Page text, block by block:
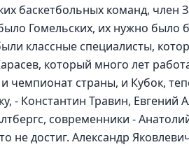
баскетбольных команд, член
Гомельских, их нужно было
классные специалисты,
который много лет
чемпионат страны, и Кубок,
- Константин Травин, Евгений
современники -
не достиг. Александр